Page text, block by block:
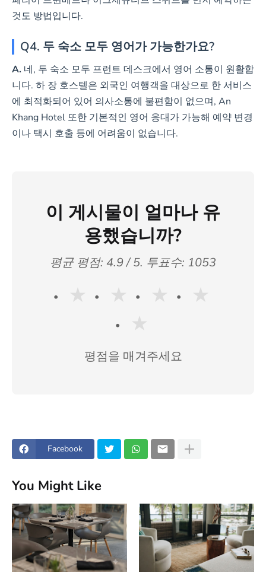
것도 방법입니다.
Q4. 두 숙소 모두 영어가 가능한가요?
A. 네, 두 숙소 모두 프런트 데스크에서 영어 소통이 원활합
니다. 하 장 호스텔은 외국인 여행객을 대상으로 한 서비스
에 최적화되어 있어 의사소통에 불편함이 없으며, An
Khang Hotel 또한 기본적인 영어 응대가 가능해 예약 변경
이나 택시 호출 등에 어려움이 없습니다.
이 게시물이 얼마나 유
용했습니까?
평균 평점: 4.9/ 5. 투표수: 1053
★ ★ ★
★
★
평점을 매겨주세요
Facebook
You Might Like